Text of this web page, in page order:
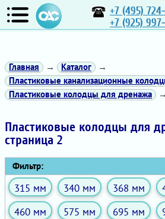
+7 (495)
+7 (925)
Главная → Каталог
→
Пластиковые канализационные
Пластиковые колодцы для дренажа
Пластиковые колодцы для
страница 2
Фильтр:
315 мм 340 мм 368 мм
460 мм
575 мм 695 мм